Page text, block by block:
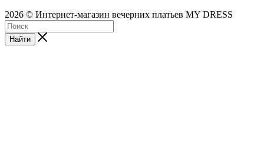
2026 © Интернет-магазин вечерних платьев MY DRESS
Найти